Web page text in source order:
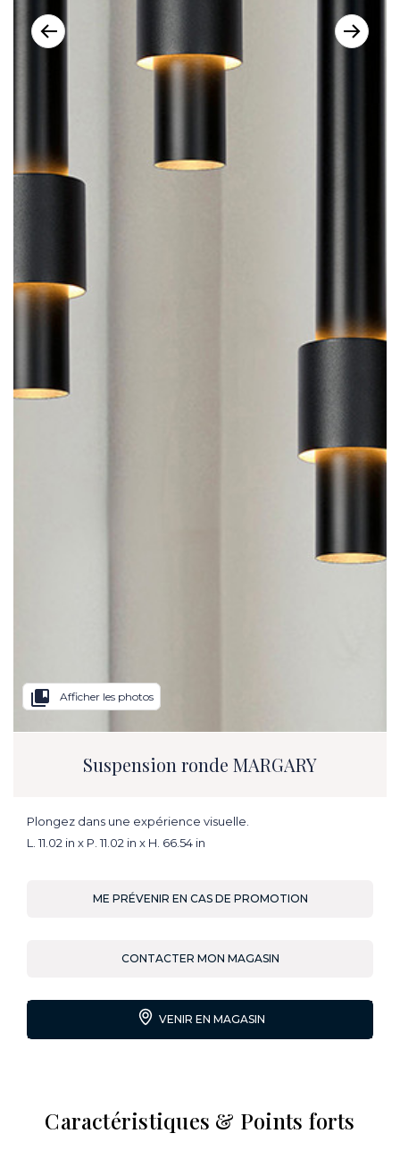
collections_bookmark Afficher les photos
Suspension ronde MARGARY
Plongez dans une expérience visuelle.
L. 11.02 in x P. 11.02 in x H. 66.54 in
ME PRÉVENIR EN CAS DE PROMOTION
CONTACTER MON MAGASIN
VENIR EN MAGASIN
Caractéristiques & Points forts